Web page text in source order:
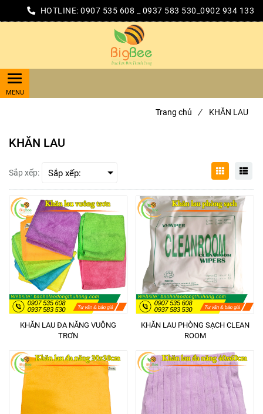
HOTLINE: 0907 535 608 _ 0937 583 530_0902 934 133
Trang chủ / KHĂN LAU
KHĂN LAU
Sắp xếp:
KHĂN LAU ĐA NĂNG VUÔNG
TRƠN
KHĂN LAU PHÒNG SẠCH CLEAN
ROOM